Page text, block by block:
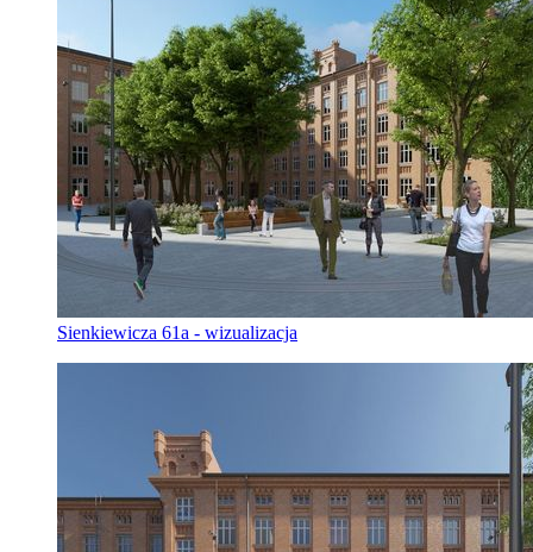
Sienkiewicza 61a - wizualizacja